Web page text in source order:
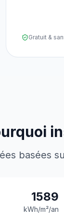
Gratuit &
basées
1589
kWh/m²/an